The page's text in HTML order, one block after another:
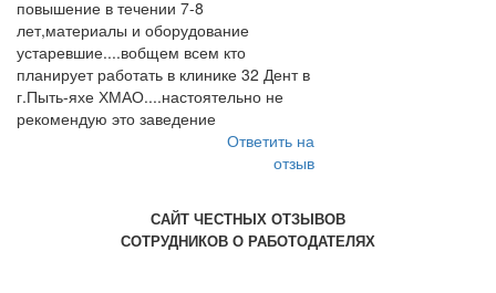
повышение в течении 7-8
лет,материалы и оборудование
устаревшие....вобщем всем кто
планирует работать в клинике 32 Дент в
г.Пыть-яхе ХМАО....настоятельно не
рекомендую это заведение
Ответить на
отзыв
САЙТ ЧЕСТНЫХ ОТЗЫВОВ
СОТРУДНИКОВ О РАБОТОДАТЕЛЯХ